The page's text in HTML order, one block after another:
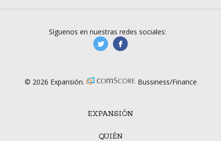
EXPANSIÓN
QUIÉN
Síguenos en nuestras redes sociales:
manufacturaGE
© 2026 Expansión. Bussiness/Finance